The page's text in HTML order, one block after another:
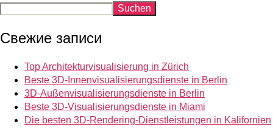
Suchen
Свежие записи
Top Architekturvisualisierung in Zürich
Beste 3D-Innenvisualisierungsdienste in Berlin
3D-Außenvisualisierungsdienste in Berlin
Beste 3D-Visualisierungsdienste in Miami
Die besten 3D-Rendering-Dienstleistungen in Kalifornien